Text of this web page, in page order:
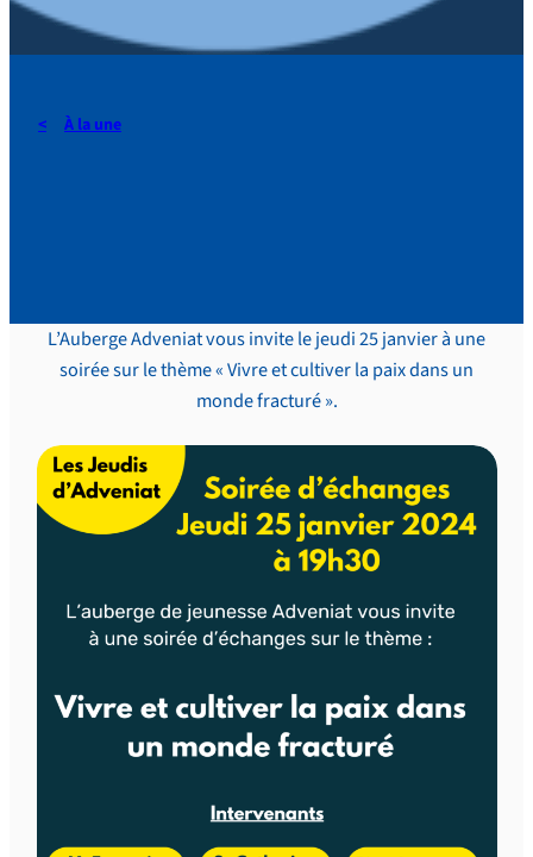
À la une
L’Auberge Adveniat vous invite le jeudi 25 janvier à une
soirée sur le thème « Vivre et cultiver la paix dans un
monde fracturé ».